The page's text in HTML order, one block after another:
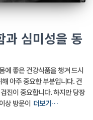
과 심미성을 동
좋은 건강식품을 챙겨 드시
아주 중요한 부분입니다. 건
진이 중요합니다. 하지만 당장
상 방문이 더보기…